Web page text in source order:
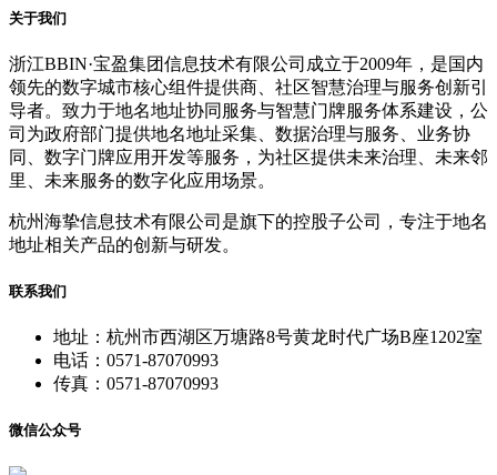
关于我们
浙江BBIN·宝盈集团信息技术有限公司成立于2009年，是国内
领先的数字城市核心组件提供商、社区智慧治理与服务创新引
导者。致力于地名地址协同服务与智慧门牌服务体系建设，公
司为政府部门提供地名地址采集、数据治理与服务、业务协
同、数字门牌应用开发等服务，为社区提供未来治理、未来邻
里、未来服务的数字化应用场景。
杭州海挚信息技术有限公司是旗下的控股子公司，专注于地名
地址相关产品的创新与研发。
联系我们
地址：杭州市西湖区万塘路8号黄龙时代广场B座1202室
电话：0571-87070993
传真：0571-87070993
微信公众号